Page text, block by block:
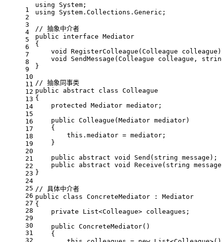
1
2
3
4
5
6
7
8
9
10
11
12
13
14
15
16
17
18
19
20
21
22
23
24
25
26
27
28
29
30
31
32
using System;
using System.Collections.Generic;
// 抽象中介者
public
interface Mediator
{
void
RegisterColleague ( Colleague colleague )
void
SendMessage ( Colleague colleague,
}
// 抽象同事类
public
abstract class Colleague
{
protected
Mediator mediator;
public Colleague ( Mediator mediator)
    {
this .mediator = mediator;
    }
public
abstract void Send ( string message ) ;
public
abstract void Receive ( string message
}
// 具体中介者
public
class ConcreteMediator : Mediator
{
private List<Colleague> colleagues;
public ConcreteMediator()
    {